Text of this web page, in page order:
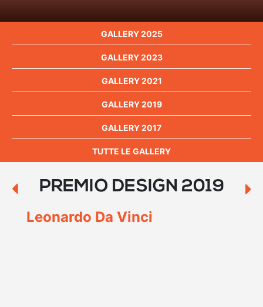
GALLERY 2025
GALLERY 2023
GALLERY 2021
GALLERY 2019
GALLERY 2017
TUTTE LE GALLERY
PREMIO DESIGN 2019
Leonardo Da Vinci